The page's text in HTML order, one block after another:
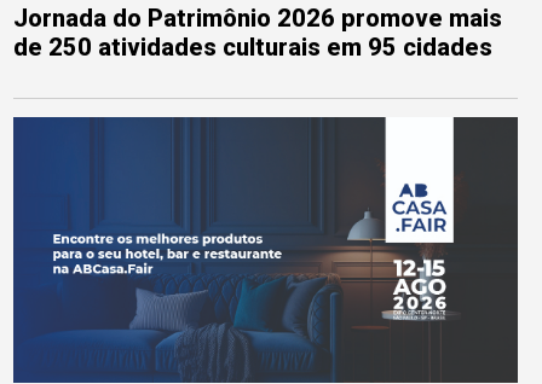
Jornada do Patrimônio 2026 promove mais
de 250 atividades culturais em 95 cidades